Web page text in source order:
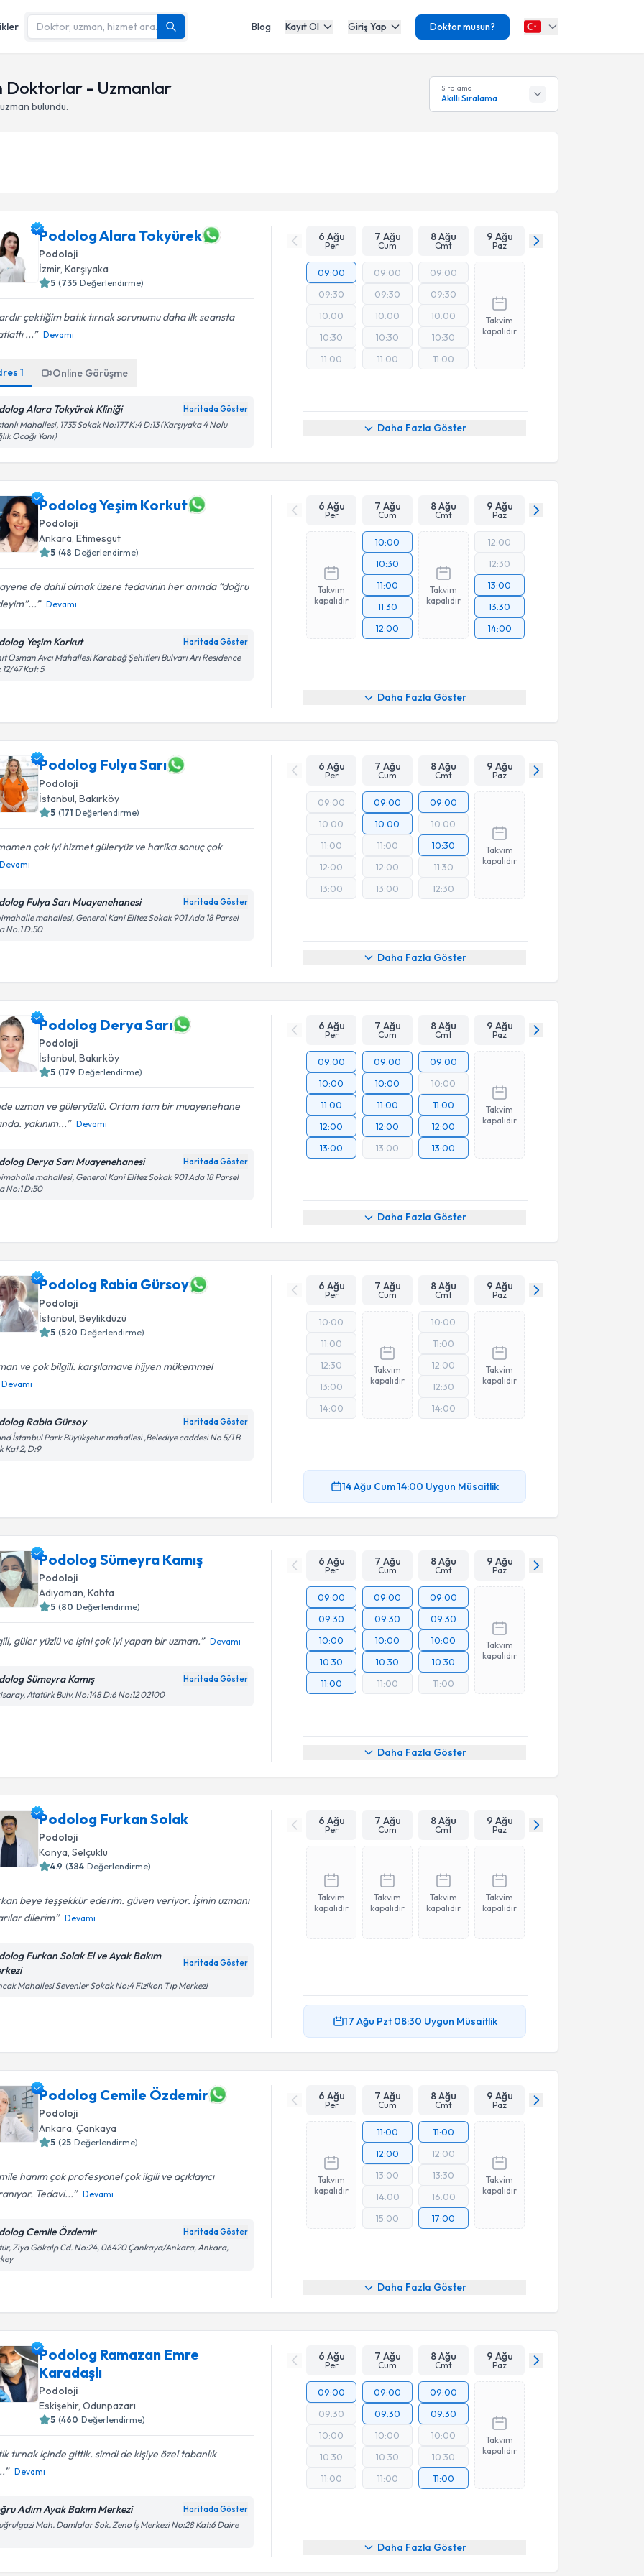
Blog Kayıt Ol Giriş Yap Doktor musun?
Doktorlar - Uzmanlar
bulundu.
Sıralama
Akıllı Sıralama
Podolog Alara Tokyürek
Podoloji
İzmir,Karşıyaka
5 (735 Değerlendirme)
çektiğim batık tırnak sorunumu daha ilk seansta
...
Devamı
1 Online Görüşme
Alara Tokyürek Kliniği Haritada Göster
Mahallesi, 1735 Sokak No:177 K:4 D:13 (Karşıyaka 4 Nolu
Ocağı Yanı)
6 Ağu
Per
7 Ağu
Cum
8 Ağu
Cmt
9 Ağu
Paz
09:00
09:30
10:00
10:30
11:00
09:00
09:30
10:00
10:30
11:00
09:00
09:30
10:00
10:30
11:00
Takvim
kapalıdır
Daha Fazla Göster
Podolog Yeşim Korkut
Podoloji
Ankara,Etimesgut
5 (48 Değerlendirme)
de dahil olmak üzere tedavinin her anında “doğru
Devamı
Yeşim Korkut Haritada Göster
Osman Avcı Mahallesi Karabağ Şehitleri Bulvarı Arı Residence
12/47 Kat: 5
6 Ağu
Per
7 Ağu
Cum
8 Ağu
Cmt
9 Ağu
Paz
Takvim
kapalıdır
10:00
10:30
11:00
11:30
12:00
Takvim
kapalıdır
12:00
12:30
13:00
13:30
14:00
Daha Fazla Göster
Podolog Fulya Sarı
Podoloji
İstanbul ,Bakırköy
5 (171 Değerlendirme)
çok iyi hizmet güleryüz ve harika sonuç çok
Devamı
Fulya Sarı Muayenehanesi Haritada Göster
mahallesi, General Kani Elitez Sokak 901 Ada 18 Parsel
No:1 D:50
6 Ağu
Per
7 Ağu
Cum
8 Ağu
Cmt
9 Ağu
Paz
09:00
10:00
11:00
12:00
13:00
09:00
10:00
11:00
12:00
13:00
09:00
10:00
10:30
11:30
12:30
Takvim
kapalıdır
Daha Fazla Göster
Podolog Derya Sarı
Podoloji
İstanbul,Bakırköy
5 (179 Değerlendirme)
uzman ve güleryüzlü. Ortam tam bir muayenehane
yakınım...
Devamı
Derya Sarı Muayenehanesi Haritada Göster
mahallesi, General Kani Elitez Sokak 901 Ada 18 Parsel
No:1 D:50
6 Ağu
Per
7 Ağu
Cum
8 Ağu
Cmt
9 Ağu
Paz
09:00
10:00
11:00
12:00
13:00
09:00
10:00
11:00
12:00
13:00
09:00
10:00
11:00
12:00
13:00
Takvim
kapalıdır
Daha Fazla Göster
Podolog Rabia Gürsoy
Podoloji
İstanbul ,Beylikdüzü
5 (520 Değerlendirme)
ve çok bilgili. karşılamave hijyen mükemmel
Devamı
Rabia Gürsoy Haritada Göster
İstanbul Park Büyükşehir mahallesi ,Belediye caddesi No 5/1 B
Kat 2, D:9
6 Ağu
Per
7 Ağu
Cum
8 Ağu
Cmt
9 Ağu
Paz
10:00
11:00
12:30
13:00
14:00
Takvim
kapalıdır
10:00
11:00
12:00
12:30
14:00
Takvim
kapalıdır
14 Ağu Cum14:00 Uygun Müsaitlik
Podolog Sümeyra Kamış
Podoloji
Adıyaman ,Kahta
5 (80 Değerlendirme)
güler yüzlü ve işini çok iyi yapan bir uzman. Devamı
Sümeyra Kamış Haritada Göster
Atatürk Bulv. No:148 D:6 No:12 02100
6 Ağu
Per
7 Ağu
Cum
8 Ağu
Cmt
9 Ağu
Paz
09:00
09:30
10:00
10:30
11:00
09:00
09:30
10:00
10:30
11:00
09:00
09:30
10:00
10:30
11:00
Takvim
kapalıdır
Daha Fazla Göster
Podolog Furkan Solak
Podoloji
Konya,Selçuklu
4.9 (384 Değerlendirme)
beye teşşekkür ederim. güven veriyor. İşinin uzmanı
dilerim
Devamı
Furkan Solak El ve Ayak Bakım
Haritada Göster
Mahallesi Sevenler Sokak No:4 Fizikon Tıp Merkezi
6 Ağu
Per
7 Ağu
Cum
8 Ağu
Cmt
9 Ağu
Paz
Takvim
kapalıdır
Takvim
kapalıdır
Takvim
kapalıdır
Takvim
kapalıdır
17 Ağu Pzt 08:30 Uygun Müsaitlik
Podolog Cemile Özdemir
Podoloji
Ankara,Çankaya
5 (25 Değerlendirme)
hanım çok profesyonel çok ilgili ve açıklayıcı
Tedavi...
Devamı
Cemile Özdemir Haritada Göster
Ziya Gökalp Cd. No:24, 06420 Çankaya/Ankara, Ankara,
6 Ağu
Per
7 Ağu
Cum
8 Ağu
Cmt
9 Ağu
Paz
Takvim
kapalıdır
11:00
12:00
13:00
14:00
15:00
11:00
12:00
13:30
16:00
17:00
Takvim
kapalıdır
Daha Fazla Göster
Podolog Ramazan Emre
Karadaşlı
Podoloji
Eskişehir,Odunpazarı
5 (460 Değerlendirme)
tırnak içinde gittik. simdi de kişiye özel tabanlık
Devamı
Adım Ayak Bakım Merkezi Haritada Göster
Mah. Damlalar Sok. Zeno İş Merkezi No:28 Kat:6 Daire
6 Ağu
Per
7 Ağu
Cum
8 Ağu
Cmt
9 Ağu
Paz
09:00
09:30
10:00
10:30
11:00
09:00
09:30
10:00
10:30
11:00
09:00
09:30
10:00
10:30
11:00
Takvim
kapalıdır
Daha Fazla Göster